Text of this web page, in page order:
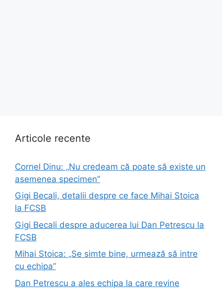
Articole recente
Cornel Dinu: „Nu credeam că poate să existe un
asemenea specimen”
Gigi Becali, detalii despre ce face Mihai Stoica
la FCSB
Gigi Becali despre aducerea lui Dan Petrescu la
FCSB
Mihai Stoica: „Se simte bine, urmează să intre
cu echipa”
Dan Petrescu a ales echipa la care revine